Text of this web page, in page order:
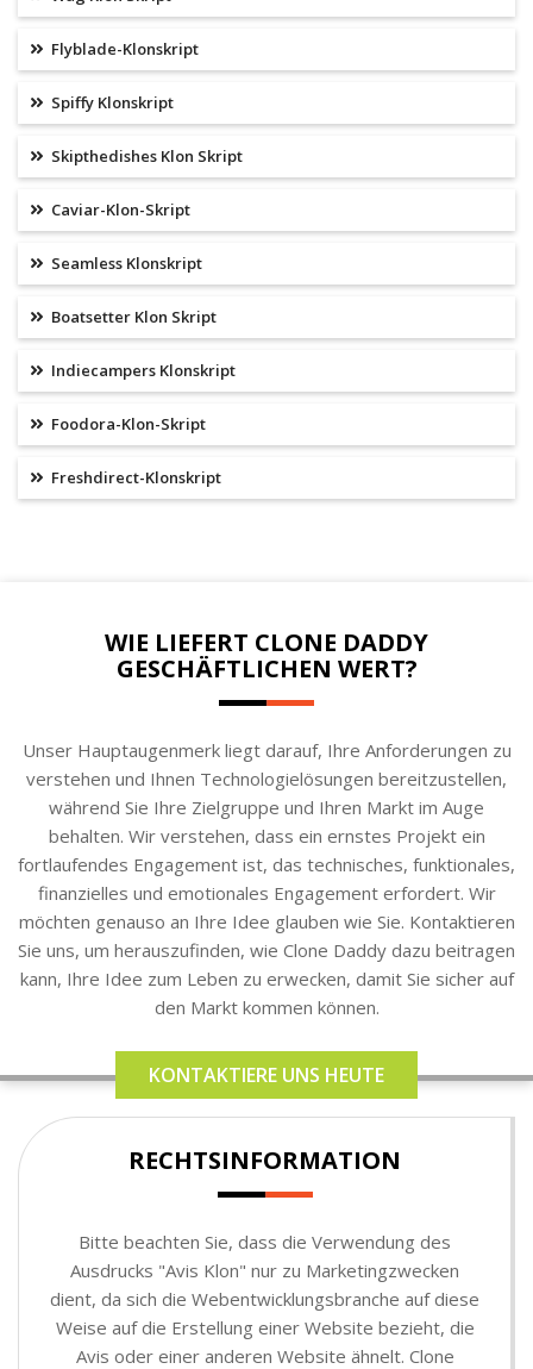
Flyblade-Klonskript
Spiffy Klonskript
Skipthedishes Klon Skript
Caviar-Klon-Skript
Seamless Klonskript
Boatsetter Klon Skript
Indiecampers Klonskript
Foodora-Klon-Skript
Freshdirect-Klonskript
WIE LIEFERT CLONE DADDY
GESCHÄFTLICHEN WERT?
Unser Hauptaugenmerk liegt darauf, Ihre Anforderungen zu
verstehen und Ihnen Technologielösungen bereitzustellen,
während Sie Ihre Zielgruppe und Ihren Markt im Auge
behalten. Wir verstehen, dass ein ernstes Projekt ein
fortlaufendes Engagement ist, das technisches, funktionales,
finanzielles und emotionales Engagement erfordert. Wir
möchten genauso an Ihre Idee glauben wie Sie. Kontaktieren
Sie uns, um herauszufinden, wie Clone Daddy dazu beitragen
kann, Ihre Idee zum Leben zu erwecken, damit Sie sicher auf
den Markt kommen können.
KONTAKTIERE UNS HEUTE
RECHTSINFORMATION
Bitte beachten Sie, dass die Verwendung des
Ausdrucks "Avis Klon" nur zu Marketingzwecken
dient, da sich die Webentwicklungsbranche auf diese
Weise auf die Erstellung einer Website bezieht, die
Avis oder einer anderen Website ähnelt. Clone